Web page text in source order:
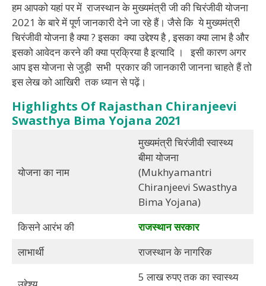
हम आपको यहां पर में राजस्थान के मुख्यमंत्री जी की चिरंजीवी योजना
2021 के बारे में पूर्ण जानकारी देने जा रहे हैं। जैसे कि ये मुख्यमंत्री
चिरंजीवी योजना है क्या ? इसका क्या उद्देश्य है , इसका क्या लाभ है और
इसको आवेदन करने की क्या प्रक्रिया है इत्यादि । इसी कारण अगर
आप इस योजना से जुड़ी सभी प्रकार की जानकारी जानना चाहते हैं तो
इस लेख को आखिरी तक ध्यान से पढ़ें।
Highlights Of Rajasthan Chiranjeevi
Swasthya Bima Yojana 2021
योजना का नाम
मुख्यमंत्री चिरंजीवी स्वास्थ्य
बीमा योजना
(Mukhyamantri
Chiranjeevi Swasthya
Bima Yojana)
किसने आरंभ की
राजस्थान सरकार
लाभार्थी
राजस्थान के नागरिक
5 लाख रुपए तक का स्वास्थ्य